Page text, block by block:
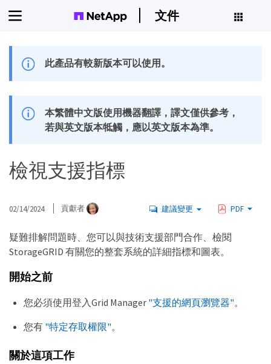
文件
此產品有較新版本可以使用。
本繁體中文版使用機器翻譯，譯文僅供參考，
若與英文版本牴觸，應以英文版本為準。
檢視支援指標
02/14/2024 貢獻者 建議變更 PDF
疑難排解問題時、您可以與技術支援部門合作、檢閱
StorageGRID 有關您的整套系統的詳細指標和圖表。
開始之前
您必須使用登入Grid Manager "支援的網頁瀏覽器"。
您有 "特定存取權限"。
關於這項工作